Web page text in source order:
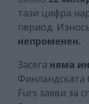
тази цифра
период.
непроменен.
Засега няма
Финландската
Furs заяви за